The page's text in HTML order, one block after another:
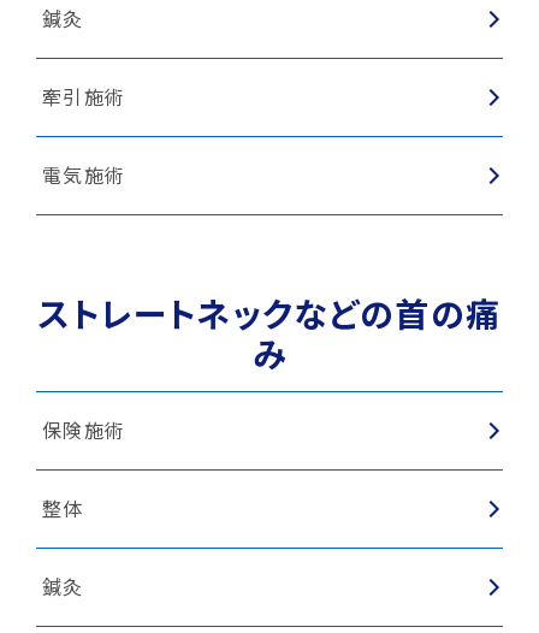
鍼灸
牽引施術
電気施術
ストレートネックなどの首の痛
み
保険施術
整体
鍼灸